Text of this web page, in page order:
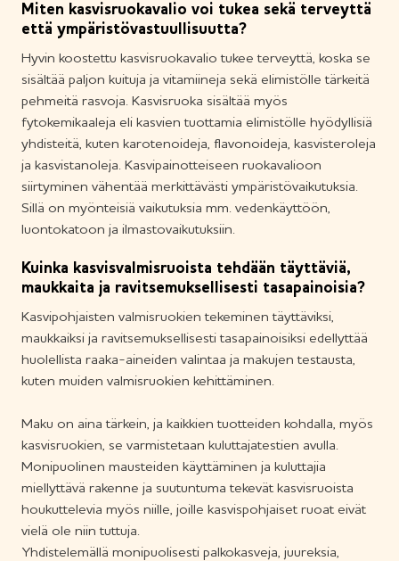
Miten kasvisruokavalio voi tukea sekä terveyttä
että ympäristövastuullisuutta?
Hyvin koostettu kasvisruokavalio tukee terveyttä, koska se
sisältää paljon kuituja ja vitamiineja sekä elimistölle tärkeitä
pehmeitä rasvoja. Kasvisruoka sisältää myös
fytokemikaaleja eli kasvien tuottamia elimistölle hyödyllisiä
yhdisteitä, kuten karotenoideja, flavonoideja, kasvisteroleja
ja kasvistanoleja. Kasvipainotteiseen ruokavalioon
siirtyminen vähentää merkittävästi ympäristövaikutuksia.
Sillä on myönteisiä vaikutuksia mm. vedenkäyttöön,
luontokatoon ja ilmastovaikutuksiin.
Kuinka kasvisvalmisruoista tehdään täyttäviä,
maukkaita ja ravitsemuksellisesti tasapainoisia?
Kasvipohjaisten valmisruokien tekeminen täyttäviksi,
maukkaiksi ja ravitsemuksellisesti tasapainoisiksi edellyttää
huolellista raaka-aineiden valintaa ja makujen testausta,
kuten muiden valmisruokien kehittäminen.
Maku on aina tärkein, ja kaikkien tuotteiden kohdalla, myös
kasvisruokien, se varmistetaan kuluttajatestien avulla.
Monipuolinen mausteiden käyttäminen ja kuluttajia
miellyttävä rakenne ja suutuntuma tekevät kasvisruoista
houkuttelevia myös niille, joille kasvispohjaiset ruoat eivät
vielä ole niin tuttuja.
Yhdistelemällä monipuolisesti palkokasveja, juureksia,